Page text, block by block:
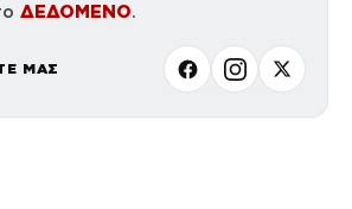
ΔΕΔΟΜΕΝΟ.
ΜΑΣ